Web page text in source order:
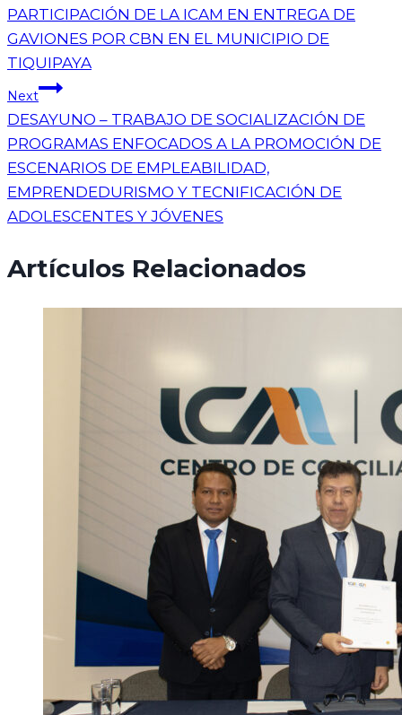
PARTICIPACIÓN DE LA ICAM EN ENTREGA DE
GAVIONES POR CBN EN EL MUNICIPIO DE
TIQUIPAYA
Next
DESAYUNO – TRABAJO DE SOCIALIZACIÓN DE
PROGRAMAS ENFOCADOS A LA PROMOCIÓN DE
ESCENARIOS DE EMPLEABILIDAD,
EMPRENDEDURISMO Y TECNIFICACIÓN DE
ADOLESCENTES Y JÓVENES
Artículos Relacionados